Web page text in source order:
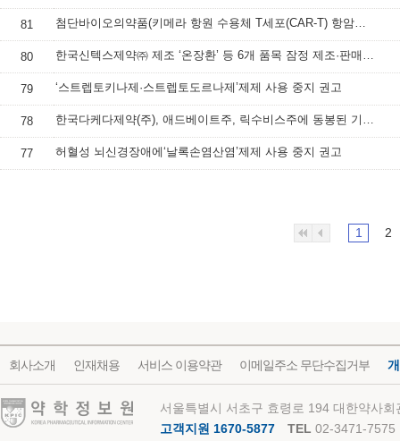
81 첨단바이오의약품(키메라 항원 수용체 T세포(CAR-T) 항암제) 안전성 정보
80 한국신텍스제약㈜ 제조 ‘온장환’ 등 6개 품목 잠정 제조·판매 중지 및 회수 조치
79 ‘스트렙토키나제·스트렙토도르나제’제제 사용 중지 권고
78 한국다케다제약(주), 애드베이트주, 릭수비스주에 동봉된 기구 교체 안내
77 허혈성 뇌신경장애에‘날록손염산염’제제 사용 중지 권고
1 2
회사소개 인재채용 서비스 이용약관 이메일주소 무단수집거부
약학정보원
서울특별시 서초구 효령로 194 대한약사
고객지원 1670-5877
TEL 02-3471-7575